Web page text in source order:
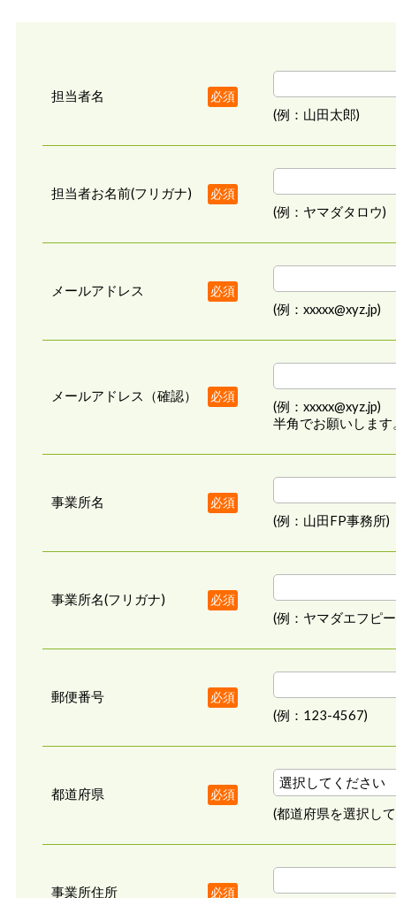
担当者名 必須
(例：山田太郎)
担当者お名前(フリガナ) 必須
(例：ヤマダタロウ)
メールアドレス 必須
(例：xxxxx@xyz.jp)
メールアドレス（確認） 必須
(例：xxxxx@xyz.jp)
半角でお願いします
事業所名 必須
(例：山田FP事務所)
事業所名(フリガナ) 必須
(例：ヤマダエフピ
郵便番号 必須
(例：123-4567)
都道府県 必須
(都道府県を選択し
事業所住所 必須